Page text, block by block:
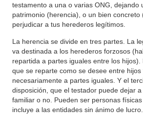
testamento a una o varias ONG, dejando
patrimonio (herencia), o un bien concreto
perjudicar a tus herederos legítimos.
La herencia se divide en tres partes. La
va destinada a los herederos forzosos
repartida a partes iguales entre los hijos).
que se reparte como se desee entre
necesariamente a partes iguales. Y el
disposición, que el testador puede dejar
familiar o no. Pueden ser personas
incluye a las entidades sin ánimo de